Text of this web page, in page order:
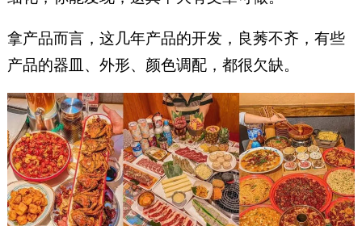
拿产品而言，这几年产品的开发，良莠不齐，有些
产品的器皿、外形、颜色调配，都很欠缺。